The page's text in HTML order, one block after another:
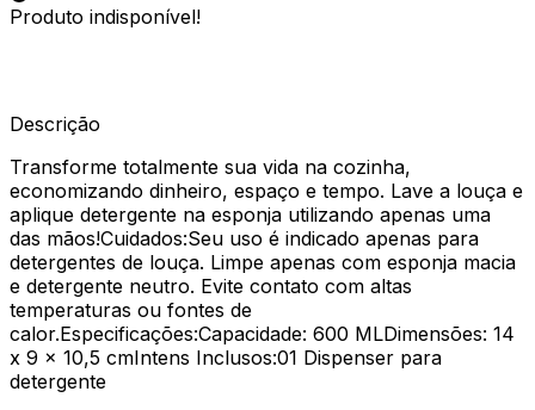
Produto indisponível!
Descrição
Transforme totalmente sua vida na cozinha,
economizando dinheiro, espaço e tempo. Lave a louça e
aplique detergente na esponja utilizando apenas uma
das mãos!Cuidados:Seu uso é indicado apenas para
detergentes de louça. Limpe apenas com esponja macia
e detergente neutro. Evite contato com altas
temperaturas ou fontes de
calor.Especificações:Capacidade: 600 MLDimensões: 14
x 9 x 10,5 cmIntens Inclusos:01 Dispenser para
detergente